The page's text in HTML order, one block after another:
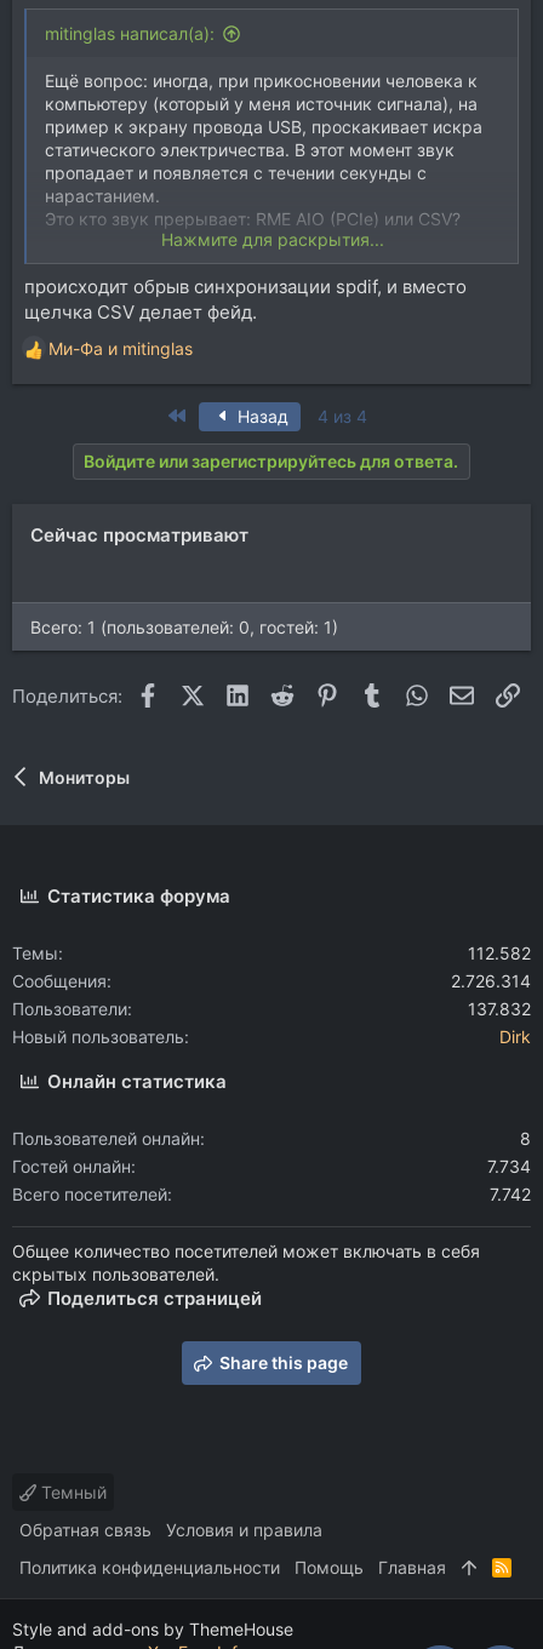
mitinglas написал(а):
Ещё вопрос: иногда, при прикосновении человека к
компьютеру (который у меня источник сигнала), на
пример к экрану провода USB, проскакивает искра
статического электричества. В этот момент звук
пропадает и появляется с течении секунды с
нарастанием.
Это кто звук прерывает: RME AIO (PCIe) или CSV?
Может отдельным проводом соединить корпуса
компа и CSV? Хотя сейчас измерил - копейки какие-
то ~3В.
Нажмите для раскрытия...
происходит обрыв синхронизации spdif, и вместо
щелчка CSV делает фейд.
Р
е
Ми-Фа и mitinglas
First Назад 4 из 4
Войдите или зарегистрируйтесь для ответа.
Сейчас просматривают
Всего: 1 (пользователей: 0, гостей: 1)
Поделиться: FacebookX (Twitter)
LinkedIn
Reddit Pinterest
Tumblr WhatsApp
Мониторы
Статистика форума
Темы
112.582
Сообщения
2.726.314
Пользователи
137.832
Новый пользователь
Dirk
Онлайн статистика
Пользователей онлайн
8
Гостей онлайн
7.734
Всего посетителей
7.742
Общее количество посетителей может включать в себя
скрытых пользователей.
Поделиться страницей
Share this page
Темный
Обратная связь
Условия и правила
Политика конфиденциальности
Помощь Главная
R
S
Style and add-ons by ThemeHouse